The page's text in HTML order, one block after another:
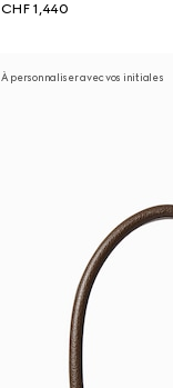
CHF 1,440
À personnaliser avec vos initiales